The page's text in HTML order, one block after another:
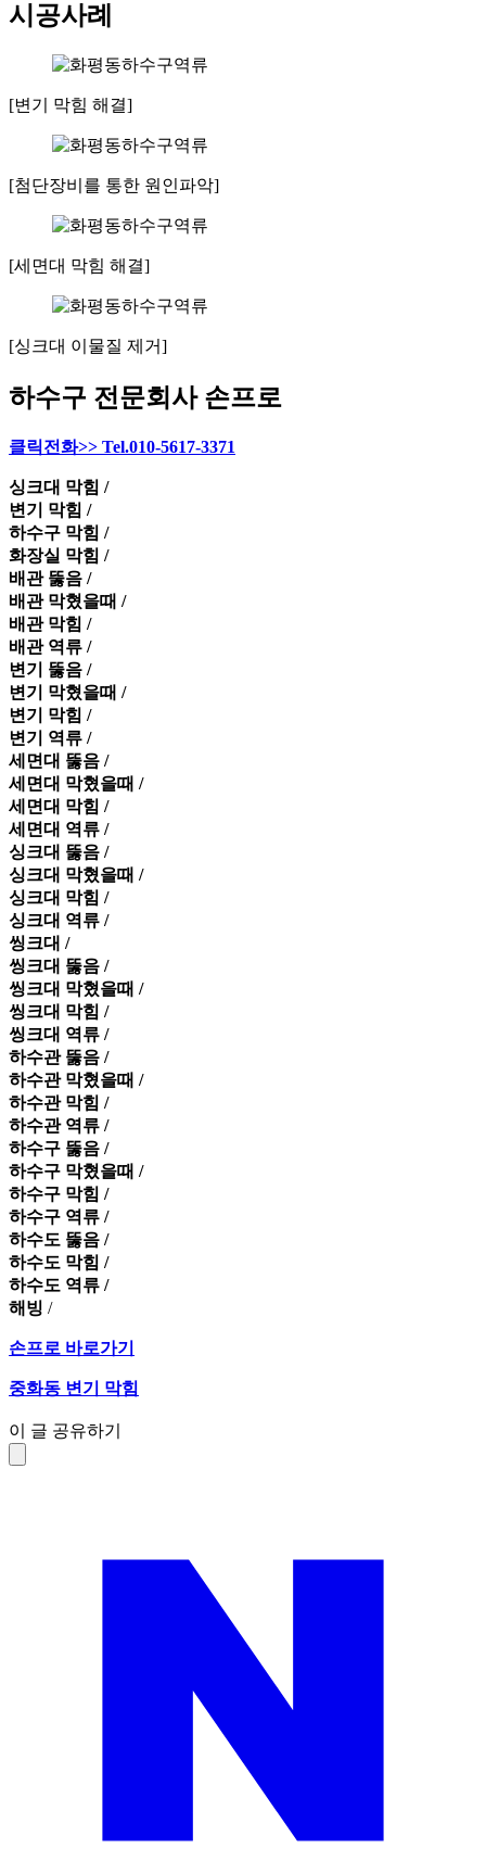
시공사례
[변기 막힘 해결]
[첨단장비를 통한 원인파악]
[세면대 막힘 해결]
[싱크대 이물질 제거]
하수구 전문회사 손프로
클릭전화>> Tel.010-5617-3371
싱크대 막힘 /
변기 막힘 /
하수구 막힘 /
화장실 막힘 /
배관 뚫음 /
배관 막혔을때 /
배관 막힘 /
배관 역류 /
변기 뚫음 /
변기 막혔을때 /
변기 막힘 /
변기 역류 /
세면대 뚫음 /
세면대 막혔을때 /
세면대 막힘 /
세면대 역류 /
싱크대 뚫음 /
싱크대 막혔을때 /
싱크대 막힘 /
싱크대 역류 /
씽크대 /
씽크대 뚫음 /
씽크대 막혔을때 /
씽크대 막힘 /
씽크대 역류 /
하수관 뚫음 /
하수관 막혔을때 /
하수관 막힘 /
하수관 역류 /
하수구 뚫음 /
하수구 막혔을때 /
하수구 막힘 /
하수구 역류 /
하수도 뚫음 /
하수도 막힘 /
하수도 역류 /
해빙 /
손프로 바로가기
중화동 변기 막힘
이 글 공유하기